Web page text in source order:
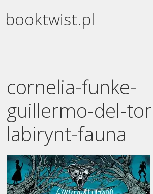
booktwist.pl
cornelia-funke-
guillermo-del-
labirynt-fauna